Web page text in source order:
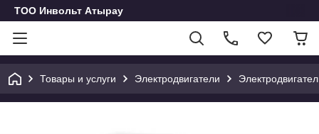
ТОО Инвольт Атырау
Товары и услуги Электродвигатели